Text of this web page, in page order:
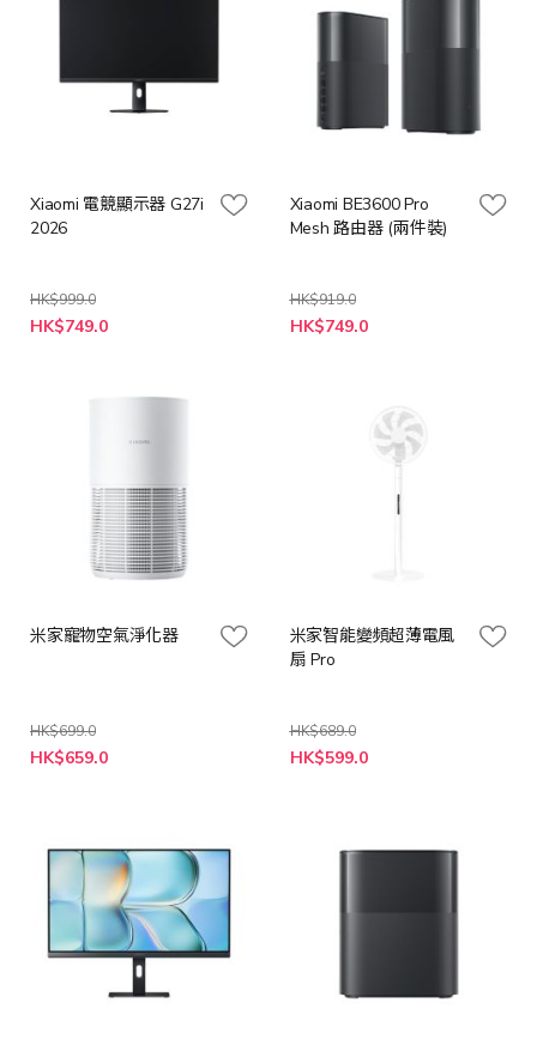
Xiaomi 電競顯示器 G27i
2026
HK$999.0
特
殊
HK$749.0
Xiaomi BE3600 Pro
Mesh 路由器 (兩件裝)
HK$919.0
特
殊
HK$749.0
米家寵物空氣淨化器
HK$699.0
特
殊
HK$659.0
米家智能變頻超薄電風
扇 Pro
HK$689.0
特
殊
HK$599.0